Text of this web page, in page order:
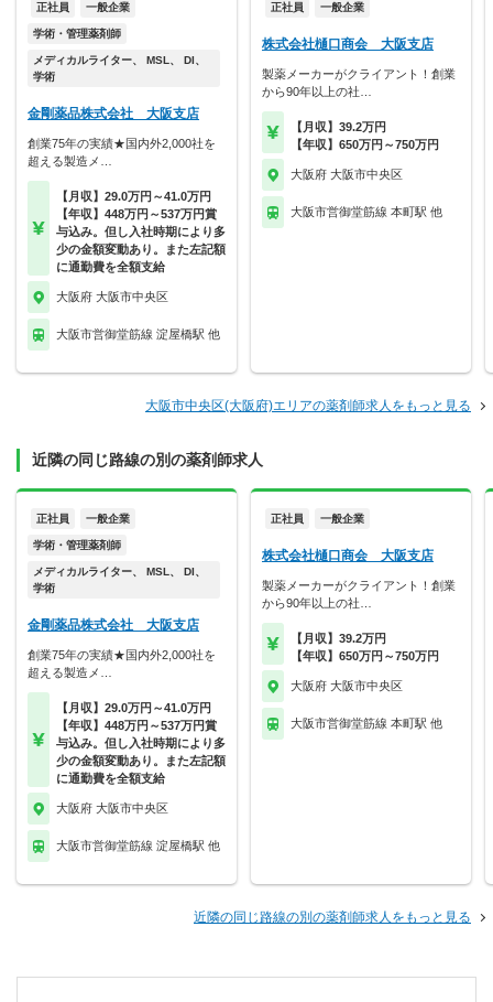
正社員 一般企業
学術・管理薬剤師
メディカルライター、 MSL、 DI、
学術
金剛薬品株式会社 大阪支店
創業75年の実績★国内外2,000社を
超える製造メ…
【月収】29.0万円～41.0万円
【年収】448万円～537万円賞
与込み。但し入社時期により多
少の金額変動あり。また左記額
に通勤費を全額支給
大阪府 大阪市中央区
大阪市営御堂筋線 淀屋橋駅 他
正社員 一般企業
株式会社樋口商会 大阪支店
製薬メーカーがクライアント！創業
から90年以上の社…
【月収】39.2万円
【年収】650万円～750万円
大阪府 大阪市中央区
大阪市営御堂筋線 本町駅 他
大阪市中央区(大阪府)エリアの薬剤師求人をもっと見る
近隣の同じ路線の別の薬剤師求人
正社員 一般企業
学術・管理薬剤師
メディカルライター、 MSL、 DI、
学術
金剛薬品株式会社 大阪支店
創業75年の実績★国内外2,000社を
超える製造メ…
【月収】29.0万円～41.0万円
【年収】448万円～537万円賞
与込み。但し入社時期により多
少の金額変動あり。また左記額
に通勤費を全額支給
大阪府 大阪市中央区
大阪市営御堂筋線 淀屋橋駅 他
正社員 一般企業
株式会社樋口商会 大阪支店
製薬メーカーがクライアント！創業
から90年以上の社…
【月収】39.2万円
【年収】650万円～750万円
大阪府 大阪市中央区
大阪市営御堂筋線 本町駅 他
近隣の同じ路線の別の薬剤師求人をもっと見る